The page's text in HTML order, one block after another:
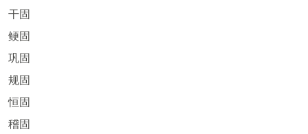
干固
鲠固
巩固
规固
恒固
稽固